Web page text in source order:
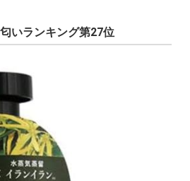
いランキング第27位